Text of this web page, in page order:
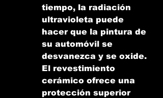
tiempo, la radiación
ultravioleta puede
hacer que la pintura de
su automóvil se
desvanezca y se oxide.
El revestimiento
cerámico ofrece una
protección superior